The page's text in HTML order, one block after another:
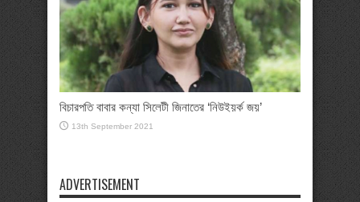
বিচারপতি বাবার কন্যা সিলেটী জিনাতের ‘নিউইয়র্ক জয়’
13th September 2021
ADVERTISEMENT